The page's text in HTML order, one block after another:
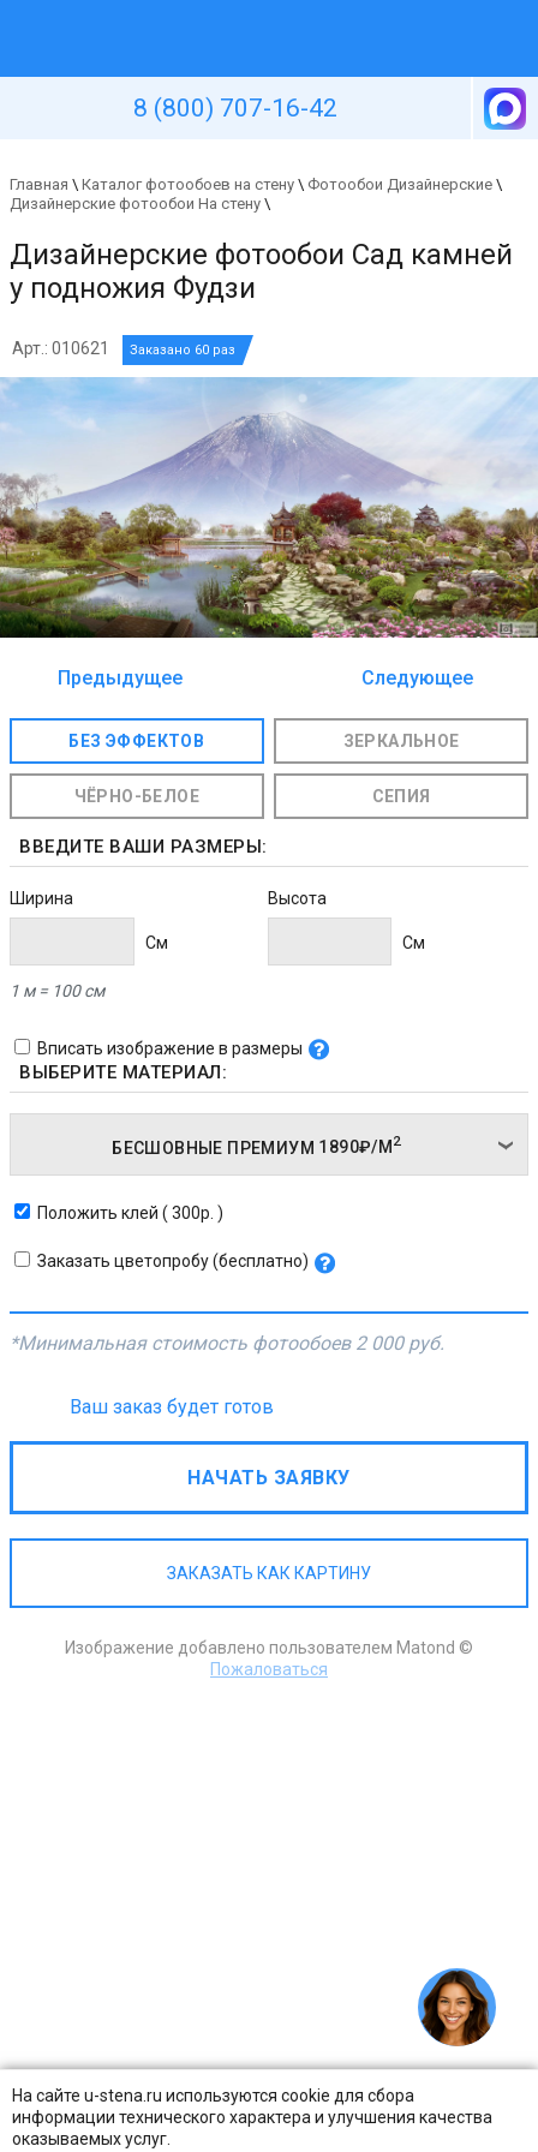
На сайте u-stena.ru используются cookie для сбора
информации технического характера и улучшения качества
оказываемых услуг.
8 (800) 707-16-42
Главная \ Каталог фотообоев на стену \ Фотообои Дизайнерские \
Дизайнерские фотообои На стену \
Дизайнерские фотообои Сад камней
у подножия Фудзи
Арт.: 010621 Заказано 60 раз
Предыдущее
Следующее
БЕЗ ЭФФЕКТОВ ЗЕРКАЛЬНОЕ
ЧЁРНО-БЕЛОЕ СЕПИЯ
ВВЕДИТЕ ВАШИ РАЗМЕРЫ:
Ширина
Cм
Высота
Cм
1 м = 100 см
Вписать изображение в размеры
ВЫБЕРИТЕ МАТЕРИАЛ:
БЕСШОВНЫЕ ПРЕМИУМ 1890₽/М 2
Положить клей ( 300р. )
Заказать цветопробу (бесплатно)
*Минимальная стоимость фотообоев 2 000 руб.
Ваш заказ будет готов
НАЧАТЬ ЗАЯВКУ
ЗАКАЗАТЬ КАК КАРТИНУ
Изображение добавлено пользователем Matond ©
Пожаловаться